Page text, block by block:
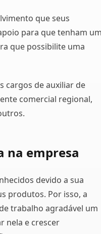
que seus
para que tenham
que possibilite uma
cargos de auxiliar de
comercial regional,
na empresa
devido a sua
produtos. Por isso, a
trabalho agradável um
nela e crescer